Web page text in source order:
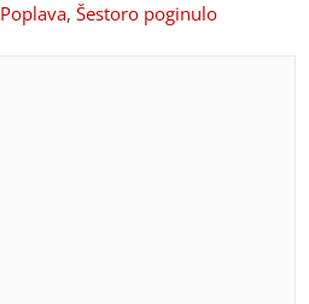
Poplava,Šestoro poginulo